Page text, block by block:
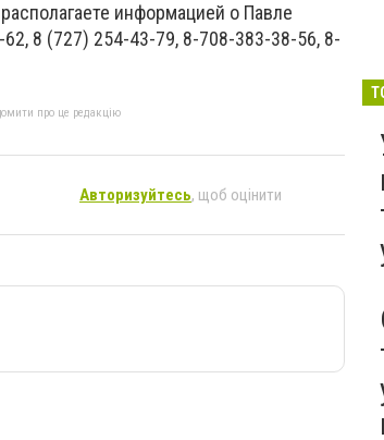
информацией о Павле
8 (727) 254-43-79, 8-708-383-38-56, 8-
про це редакцію
Авторизуйтесь, щоб оцінити